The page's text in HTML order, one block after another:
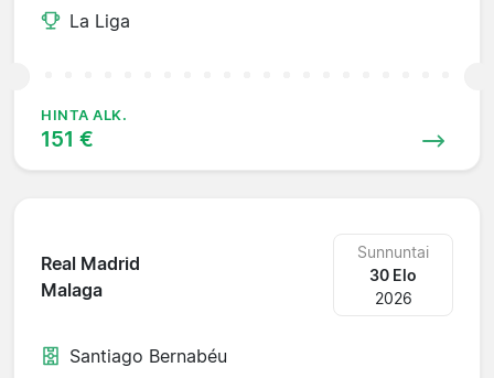
La Liga
HINTA ALK.
151 €
Real Madrid
Malaga
Sunnuntai
30 Elo
2026
Santiago Bernabéu